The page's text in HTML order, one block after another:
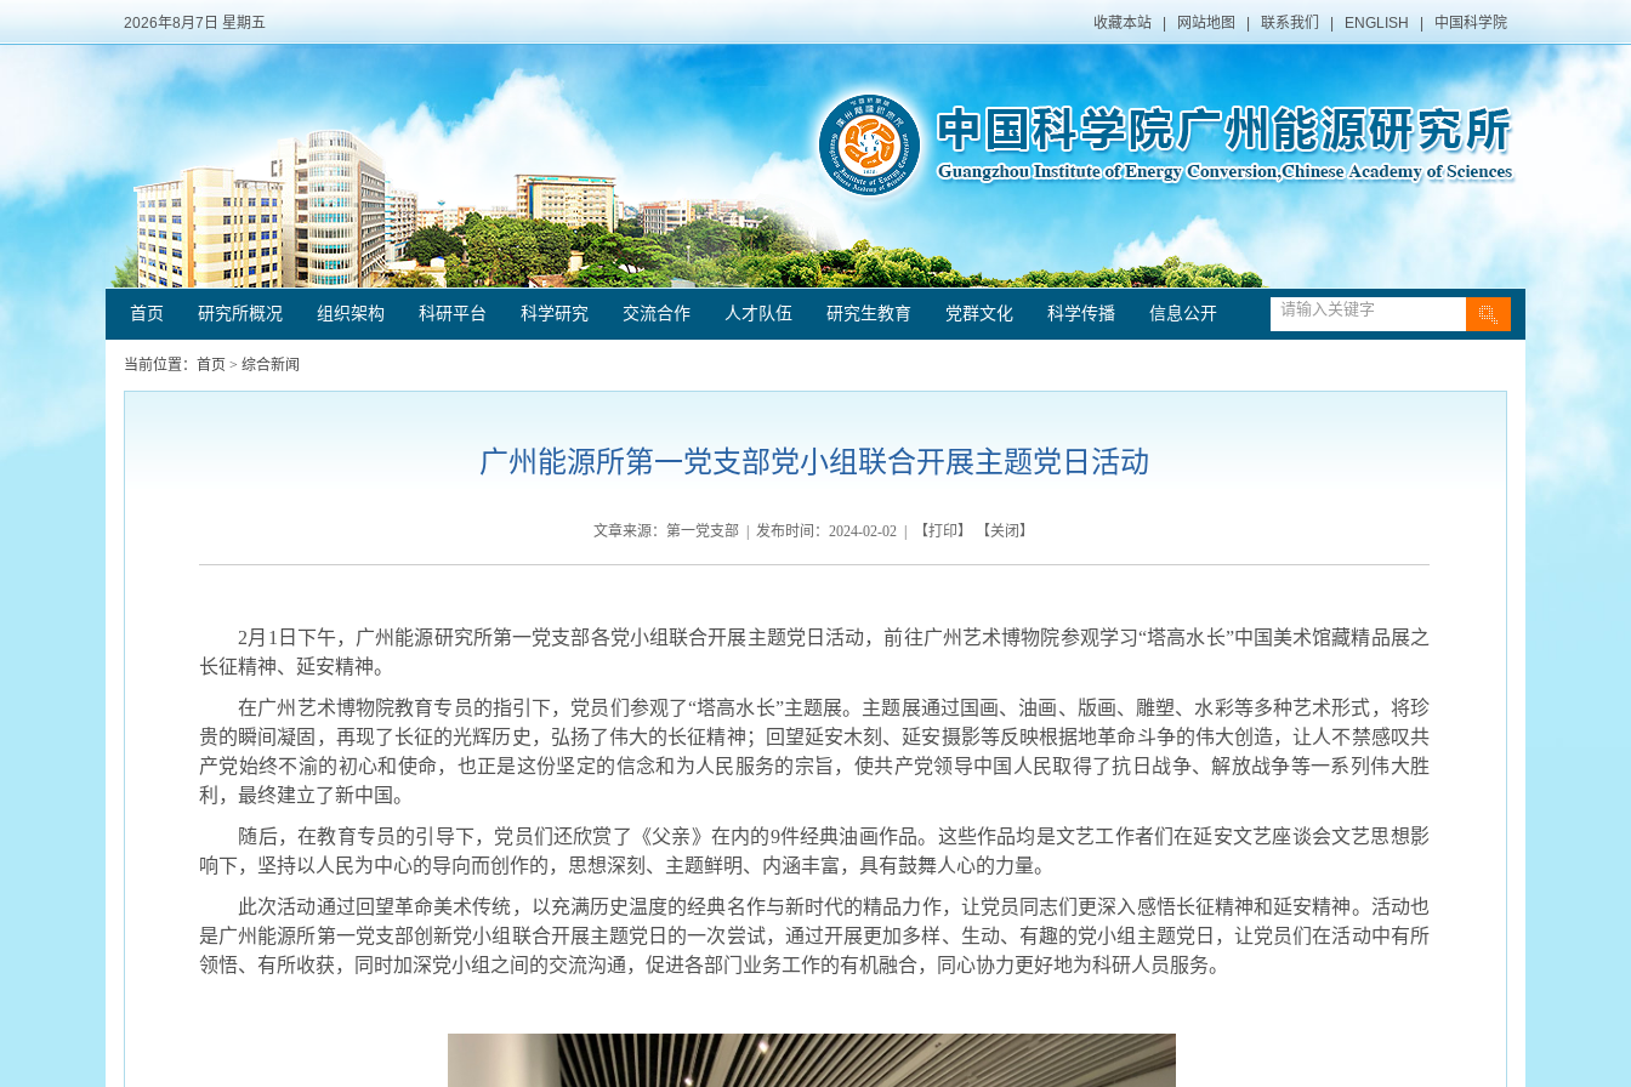
2026年8月7日 星期五 收藏本站 网站地图 联系我们 ENGLISH 中国科学院
首页 研究所概况 组织架构 科研平台 科学研究 交流合作 人才队伍 研究生教育 党群文化 科学传播 信息公开
当前位置： 首页 > 综合新闻
广州能源所第一党支部党小组联合开展主题党日活动
文章来源：第一党支部 | 发布时间：2024-02-02 | 【打印】 【关闭 】
2月 1 日下午，广州能源研究所第一党支部各党小组联合开展主题党日活动，前往广州艺术博物院参观学习“塔高水长”中国美术馆藏精品展之
长征精神、延安精神。
在广州艺术博物院教育专员的指引下，党员们参观了“塔高水长”主题展。主题展通过国画、油画、版画、雕塑、水彩等多种艺术形式，将珍
贵的瞬间凝固，再现了长征的光辉历史，弘扬了伟大的长征精神；回望延安木刻、延安摄影等反映根据地革命斗争的伟大创造，让人不禁感叹共
产党始终不渝的初心和使命，也正是这份坚定的信念和为人民服务的宗旨，使共产党领导中国人民取得了抗日战争、解放战争等一系列伟大胜
利，最终建立了新中国。
随后，在教育专员的引导下，党员们还欣赏了《父亲》在内的9件经典油画作品。这些作品均是文艺工作者们在延安文艺座谈会文艺思想影
响下，坚持以人民为中心的导向而创作的，思想深刻、主题鲜明、内涵丰富，具有鼓舞人心的力量。
此次活动通过回望革命美术传统，以充满历史温度的经典名作与新时代的精品力作，让党员同志们更深入感悟长征精神和延安精神。活动也
是广州能源所第一党支部创新党小组联合开展主题党日的一次尝试，通过开展更加多样、生动、有趣的党小组主题党日，让党员们在活动中有所
领悟、有所收获，同时加深党小组之间的交流沟通，促进各部门业务工作的有机融合，同心协力更好地为科研人员服务。